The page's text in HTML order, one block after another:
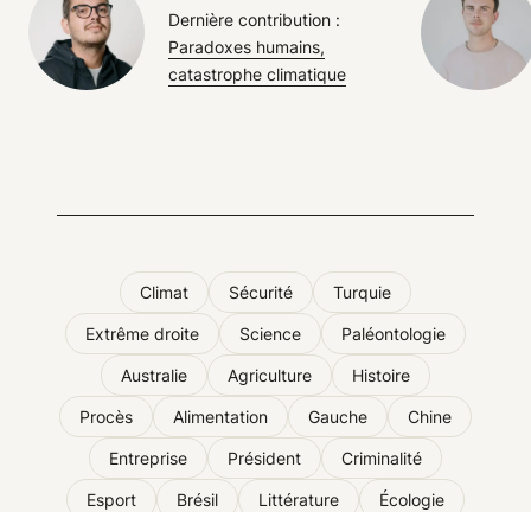
Dernière contribution :
Paradoxes humains,
catastrophe climatique
Climat Sécurité Turquie
Extrême droite Science Paléontologie
Australie Agriculture Histoire
Procès Alimentation Gauche Chine
Entreprise Président Criminalité
Esport Brésil Littérature Écologie